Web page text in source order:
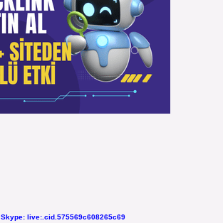
Skype: live:.cid.575569c608265c69